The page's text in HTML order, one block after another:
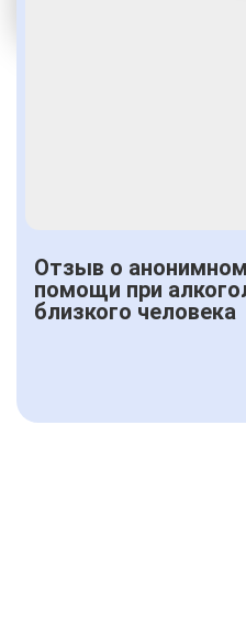
Отзыв о
помощи при
близкого человека